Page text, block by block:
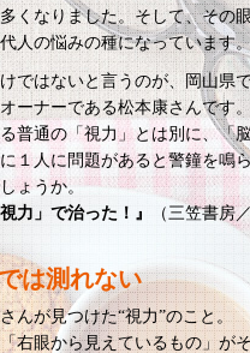
くなりました。そして、その
人の悩みの種になっています
ではないと言うのが、岡山県
ーナーである松本康さんです。
普通の「視力」とは別に、「
１人に問題があると警鐘を鳴
ょうか。
力」で治った！』
（三笠書房
は測れない
んが見つけた“視力”のこと。
右眼から見えているもの」が